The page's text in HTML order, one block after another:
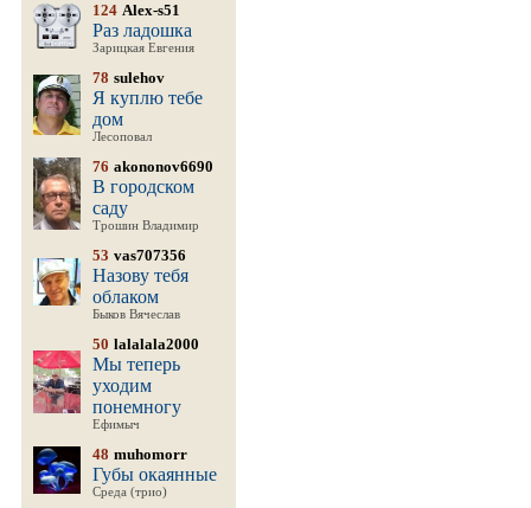
124 Alex-s51
Раз ладошка
Зарицкая Евгения
78 sulehov
Я куплю тебе
дом
Лесоповал
76 akononov6690
В городском
саду
Трошин Владимир
53 vas707356
Назову тебя
облаком
Быков Вячеслав
50 lalalala2000
Мы теперь
уходим
понемногу
Ефимыч
48 muhomorr
Губы окаянные
Среда (трио)